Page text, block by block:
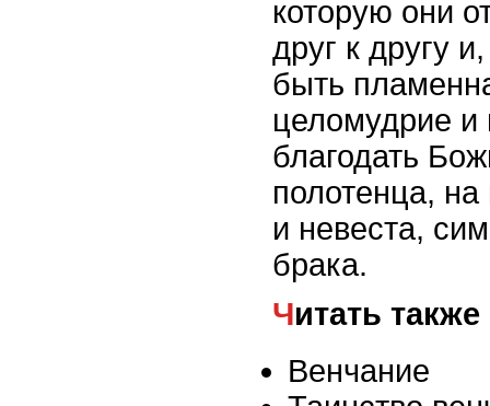
которую они
друг к другу
быть
целомудрие
благодать
полотенца, на
и невеста,
брака.
Читать также
Венчание